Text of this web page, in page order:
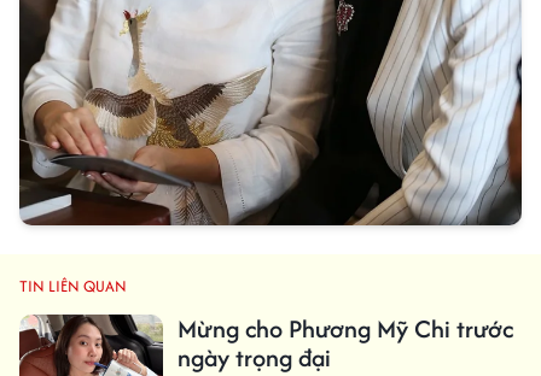
TIN LIÊN QUAN
Mừng cho Phương Mỹ Chi trước
ngày trọng đại